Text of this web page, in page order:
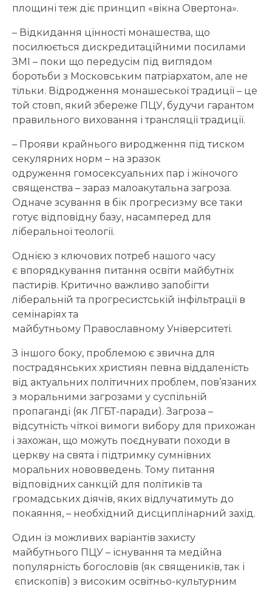
площині теж діє принцип «вікна Овертона».
– Відкидання цінності монашества, що
посилюється дискредитаційними посилами
ЗМІ – поки що передусім під виглядом
боротьби з Московським патріархатом, але не
тільки. Відродження монашеської традиції – це
той стовп, який збереже ПЦУ, будучи гарантом
правильного виховання і трансляції традиції.
– Прояви крайнього виродження під тиском
секулярних норм – на зразок
одруження гомосексуальних пар і жіночого
священства – зараз малоакутальна загроза.
Одначе зсування в бік прогресизму все таки
готує відповідну базу, насамперед для
ліберальної теології.
Однією з ключових потреб нашого часу
є впорядкування питання освіти майбутніх
пастирів. Критично важливо запобігти
ліберальній та прогресистській інфільтрації в
семінаріях та
майбутньому Православному Університеті.
З іншого боку, проблемою є звична для
пострадянських християн певна віддаленість
від актуальних політичних проблем, пов’язаних
з моральними загрозами у суспільній
пропаганді (як ЛГБТ-паради). Загроза –
відсутність чіткої вимоги вибору для прихожан
і захожан, що можуть поєднувати походи в
церкву на свята і підтримку сумнівних
моральних нововведень. Тому питання
відповідних санкцій для політиків та
громадських діячів, яких відлучатимуть до
покаяння, – необхідний дисциплінарний захід.
Один із можливих варіантів захисту
майбутнього ПЦУ – існування та медійна
популярність богословів (як священиків, так і
єпископів) з високим освітньо-культурним